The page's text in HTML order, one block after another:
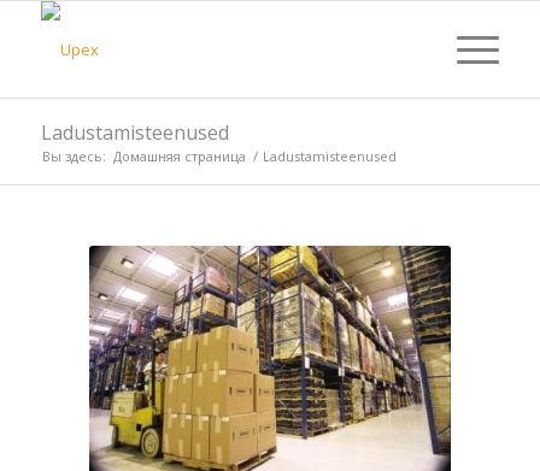
Ladustamisteenused
Вы здесь: Домашняя страница / Ladustamisteenused